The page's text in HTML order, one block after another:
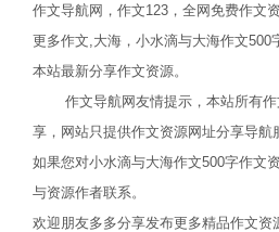
作文导航网，作文123，全网免费作文
更多作文,大海，小水滴与大海作文500
本站最新分享作文资源。
作文导航网友情提示，本站所有
享，网站只提供作文资源网址分享导航
如果您对小水滴与大海作文500字作文
与资源作者联系。
欢迎朋友多多分享发布更多精品作文资